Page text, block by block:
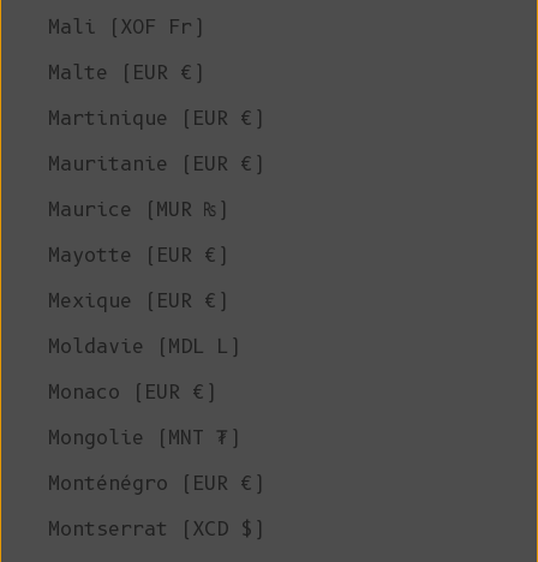
Mali (XOF Fr)
Malte (EUR €)
Martinique (EUR €)
Mauritanie (EUR €)
Maurice (MUR ₨)
Mayotte (EUR €)
Mexique (EUR €)
Moldavie (MDL L)
Monaco (EUR €)
Mongolie (MNT ₮)
Monténégro (EUR €)
Montserrat (XCD $)